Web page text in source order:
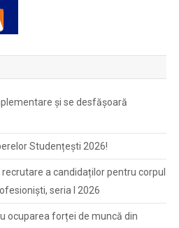
și se desfășoară
Studențești 2026!
a candidaților pentru corpul
seria I 2026
ocuparea forței de muncă din